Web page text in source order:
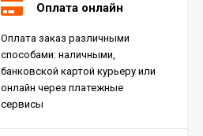
Оплата онлайн
Оплата заказ различными
способами: наличными,
банковской картой курьеру или
онлайн через платежные
сервисы
Керамогранит Italon
Charme Extra Silver Ret
60x120, 610010001196